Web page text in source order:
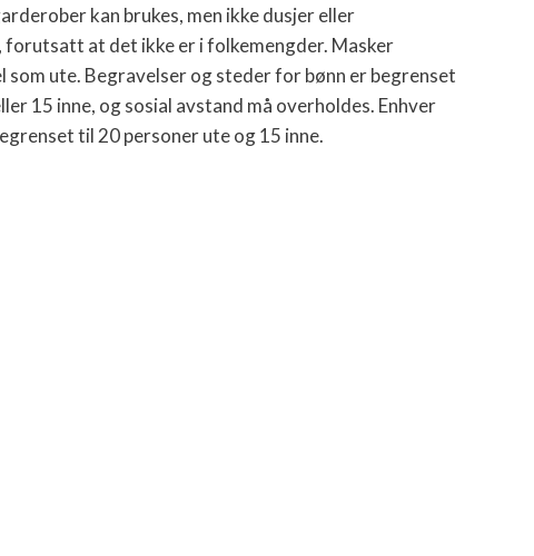
kan brukes, men ikke dusjer eller
at det ikke er i folkemengder. Masker
som ute. Begravelser og steder for bønn er begrenset
15 inne, og sosial avstand må overholdes. Enhver
til 20 personer ute og 15 inne.